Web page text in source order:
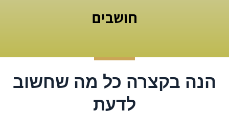
חושבים
הנה בקצרה כל מה שחשוב
לדעת